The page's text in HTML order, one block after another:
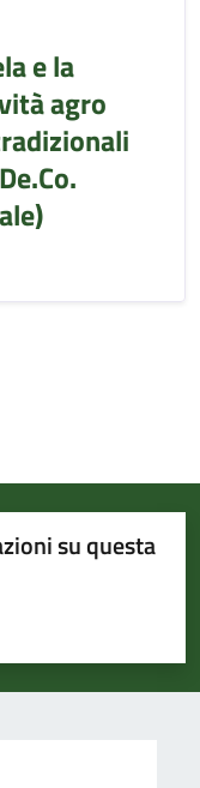
e la
agro
su questa